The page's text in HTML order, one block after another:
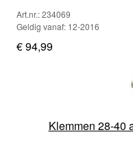
Art.nr.: 234069
Geldig vanaf: 12-2016
€ 94,99
Klemmen 28-40